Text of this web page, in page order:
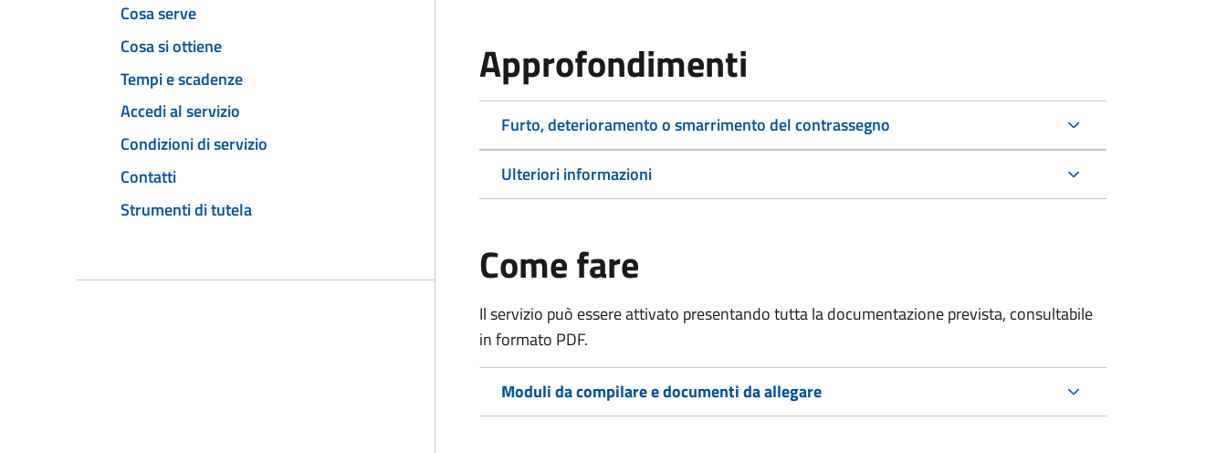
Cosa serve
Cosa si ottiene
Tempi e scadenze
Accedi al servizio
Condizioni di servizio
Contatti
Strumenti di tutela
Approfondimenti
Furto, deterioramento o smarrimento del contrassegno
Ulteriori informazioni
Come fare
Il servizio può essere attivato presentando tutta la documentazione prevista, consultabile
in formato PDF.
Moduli da compilare e documenti da allegare